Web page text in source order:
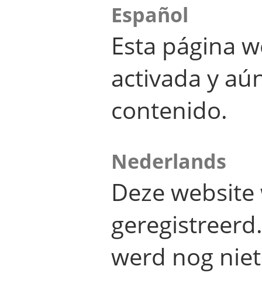
Español
Esta página
activada y
contenido.
Nederlands
Deze
werd nog